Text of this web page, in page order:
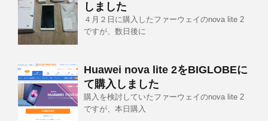
しました
４月２日に購入したファーウェイのnova lite 2
ですが、数日後に
Huawei nova lite 2をBIGLOBEに
て購入しました
購入を検討していたファーウェイのnova lite 2
ですが、本日購入